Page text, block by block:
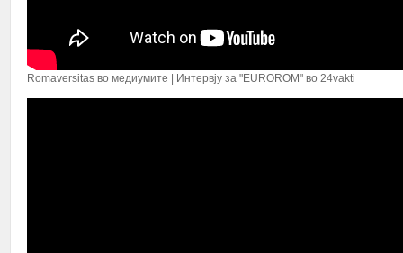
Romaversitas во медиумите | Интервју за "EUROROM" во 24vakti